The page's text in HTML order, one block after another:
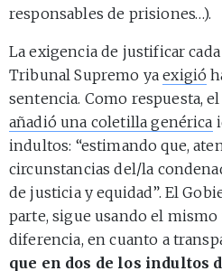
responsables de prisiones…).
La exigencia de justificar
Tribunal Supremo yaexigió
sentencia. Como respuesta,
añadió una coletilla genérica
indultos: “estimando que,
circunstancias del/la
de justicia y equidad”. El
parte, sigue usando el
diferencia, en cuanto a
que en dos de los indultos